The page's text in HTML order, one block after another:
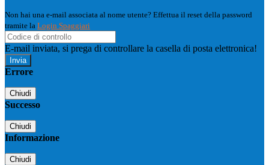
Non hai una e-mail associata al nome utente? Effettua il reset della password
tramite la Login Spaggiari
E-mail inviata, si prega di controllare la casella di posta elettronica!
Errore
Chiudi
Successo
Chiudi
Informazione
Chiudi